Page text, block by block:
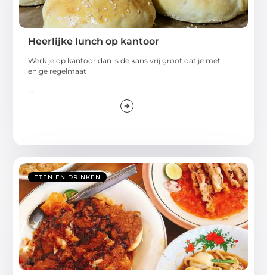
Heerlijke lunch op kantoor
Werk je op kantoor dan is de kans vrij groot dat je met
enige regelmaat
ETEN EN DRINKEN